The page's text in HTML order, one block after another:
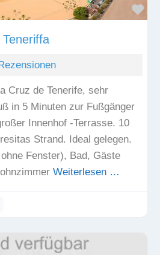
Cruz de Tenerife, sehr
in 5 Minuten zur Fußgänger
Innenhof -Terrasse. 10
Strand. Ideal gelegen.
Fenster), Bad, Gäste
Weiterlesen …